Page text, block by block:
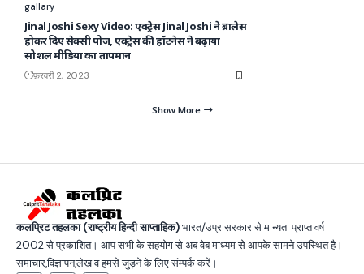
gallary
Jinal Joshi Sexy Video: एक्ट्रेस Jinal Joshi ने ब्रालेस
होकर दिए सेक्सी पोज, एक्ट्रेस की हॉटनेस ने बढ़ाया
सोशल मीडिया का तापमान
फ़रवरी 2, 2023
Show More
कलप्रिट तहलका (राष्ट्रीय हिन्दी साप्ताहिक)भारत/उप्र सरकार से मान्यता प्राप्त वर्ष
2002 से प्रकाशित। आप सभी के सहयोग से अब वेब माध्यम से आपके सामने उपस्थित है।
समाचार,विज्ञापन,लेख व हमसे जुड़ने के लिए संम्पर्क करें।